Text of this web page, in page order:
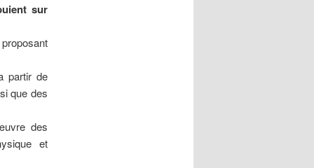
sur
partir de
que des
des
et